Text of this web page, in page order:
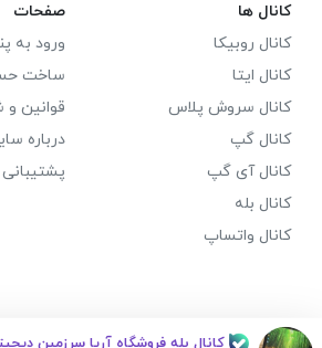
کانال ها
کانال روبیکا
کانال ایتا
کانال سروش پلاس
کانال گپ
کانال آی گپ
کانال بله
کانال واتساپ
صفحات
ورود به
ساخت
قوانین و
درباره
کانال بله فروشگاه آریا سرزمین